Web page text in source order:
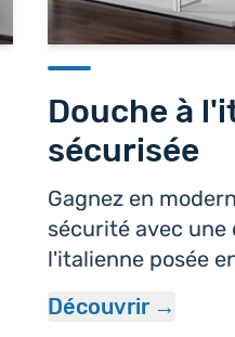
Douche à
sécurisée
Gagnez en
sécurité avec une
l'italienne posée
Découvrir